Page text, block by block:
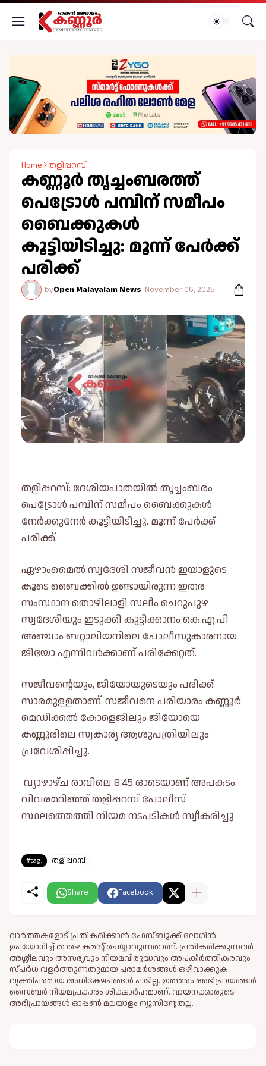
Home തളിപ്പറമ്പ്
കണ്ണൂര്‍ തൃച്ചംബരത്ത്
പെട്രോള്‍ പമ്പിന് സമീപം
ബൈക്കുകള്‍
കൂട്ടിയിടിച്ചു: മൂന്ന് പേര്‍ക്ക്
പരിക്ക്
byOpen Malayalam News-November 06, 2025
തളിപ്പറമ്പ്: ദേശിയപാതയില്‍ തൃച്ചംബരം
പെട്രോള്‍ പമ്പിന് സമീപം ബൈക്കുകള്‍
നേർക്കുനേർ കൂട്ടിയിടിച്ചു. മൂന്ന് പേർക്ക്
പരിക്ക്.
ഏഴാംമൈല്‍ സ്വദേശി സജീവൻ ഇയാളുടെ
കൂടെ ബൈക്കില്‍ ഉണ്ടായിരുന്ന ഇതര
സംസ്ഥാന തൊഴിലാളി സലീം ചെറുപുഴ
സ്വദേശിയും ഇടുക്കി കുട്ടിക്കാനം കെ.എ.പി
അഞ്ചാം ബറ്റാലിയനിലെ പോലീസുകാരനായ
ജിയോ എന്നിവർക്കാണ് പരിക്കേറ്റത്.
സജീവൻ്റെയും, ജിയോയുടെയും പരിക്ക്
സാരമുള്ളതാണ്. സജീവനെ പരിയാരം കണ്ണൂർ
മെഡിക്കല്‍ കോളെജിലും ജിയോയെ
കണ്ണൂരിലെ സ്വകാര്യ ആശുപത്രിയിലും
പ്രവേശിപ്പിച്ചു.
വ്യാഴാഴ്ച രാവിലെ 8.45 ഓടെയാണ് അപകടം.
വിവരമറിഞ്ഞ് തളിപ്പറമ്പ് പോലീസ്
സ്ഥലത്തെത്തി നിയമ നടപടികള്‍ സ്വീകരിച്ചു
#tag: തളിപ്പറമ്പ്
Share Facebook
വാർത്തകളോട് പ്രതികരിക്കാൻ ഫേസ്ബുക്ക് ലോഗിൻ
ഉപയോഗിച്ച് താഴെ കമന്റ് ചെയ്യാവുന്നതാണ്. പ്രതികരിക്കുന്നവര്‍
അശ്ലീലവും അസഭ്യവും നിയമവിരുദ്ധവും അപകീര്‍ത്തികരവും
സ്പര്‍ധ വളര്‍ത്തുന്നതുമായ പരാമര്‍ശങ്ങള്‍ ഒഴിവാക്കുക.
വ്യക്തിപരമായ അധിക്ഷേപങ്ങള്‍ പാടില്ല. ഇത്തരം അഭിപ്രായങ്ങള്‍
സൈബര്‍ നിയമപ്രകാരം ശിക്ഷാര്‍ഹമാണ്. വായനക്കാരുടെ
അഭിപ്രായങ്ങള്‍ ഓപ്പൺ മലയാളം ന്യൂസിന്റേതല്ല.